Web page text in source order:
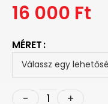
16 000 Ft
MÉRET